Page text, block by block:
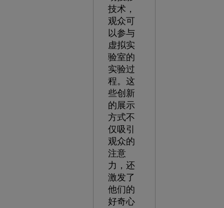
技术，
观众可
以参与
虚拟实
验室的
实验过
程。这
些创新
的展示
方式不
仅吸引
观众的
注意
力，还
激发了
他们的
好奇心